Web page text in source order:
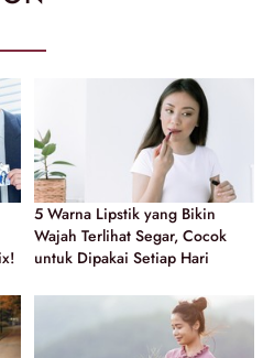
5 Warna Lipstik yang Bikin
Wajah Terlihat Segar, Cocok
untuk Dipakai Setiap Hari